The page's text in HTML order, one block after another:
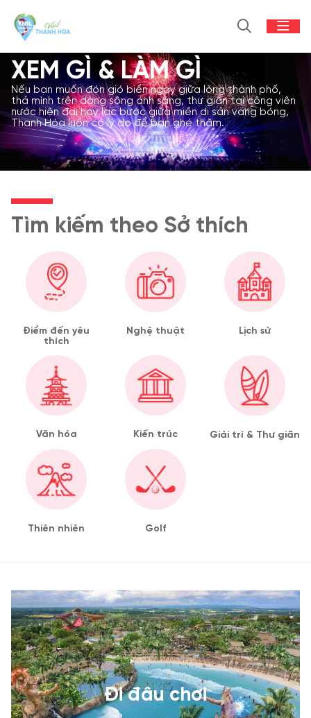
XEM GÌ & LÀM GÌ
Nếu bạn muốn đón gió biển ngay giữa lòng thành phố,
thả mình trên dòng sông ánh sáng, thư giãn tại công viên
nước hiện đại hay lạc bước giữa miền di sản vang bóng,
Thanh Hóa luôn có lý do để bạn ghé thăm.
Tìm kiếm theo Sở thích
Điểm đến yêu
thích
Nghệ thuật Lịch sử
Văn hóa Kiến trúc Giải trí & Thư giãn
Thiên nhiên Golf
Đi đâu chơi